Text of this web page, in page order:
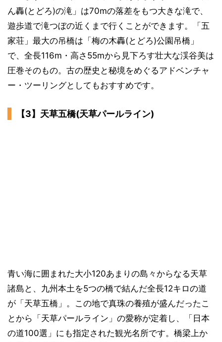
ん轟(とどろ)の滝」は70mの落差をもつ大きな滝で、
遊歩道で滝つぼの近くまで行くことができます。「五
家荘」最大の吊橋は「梅の木轟(とどろ)公園吊橋」
で、全長116m・高さ55mから見下ろす壮大な渓谷美は
圧巻そのもの。古の歴史と秘境をめぐるアドベンチャ
ー・ツーリングとしてもおすすめです。
【3】天草五橋(天草パールライン)
青い海に囲まれた大小120あまりの島々からなる天草
諸島と、九州本土を5つの橋で結んだ全長12キロの道
が「天草五橋」。この地で真珠の養殖が盛んだったこ
とから「天草パールライン」の愛称が定着し、「日本
の道100選」にも指定された観光名所です。橋梁上か